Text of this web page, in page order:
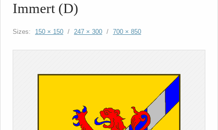
Immert (D)
Sizes: 150 × 150 / 247 × 300 / 700 × 850